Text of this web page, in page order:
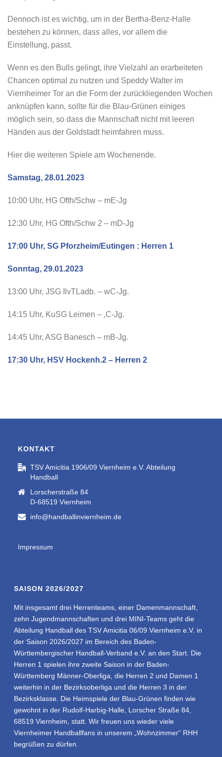
Dennoch ist es wichtig, um in der Bertha-Benz-Halle
bestehen zu können, dass alles, vor allem die
Einstellung, passt.
Wenn es den Bulls gelingt, ihre Vielzahl an erarbeiteten
Chancen optimal zu nutzen und Speddy Walter im
Viernheimer Tor an die Form der zurückliegenden Wochen
anknüpfen kann, sollte für die Blau-Grünen einiges
möglich sein, so dass die Mannschaft nicht mit leeren
Händen aus der Goldstadt heimfahren muss.
Hier die weiteren Spiele am Wochenende.
Samstag, 28.01.2023
10:00 Uhr, HG Ofth/Schw – mE-Jg
12:30 Uhr, HG Ofth/Schw 2 – mD-Jg
17:00 Uhr, SG Pforzheim/Eutingen : Herren 1
Sonntag, 29.01.2023
13:00 Uhr, JSG IlvTLadb. – wC-Jg.
14:15 Uhr, KuSG Leimen – ,C-Jg.
14:45 Uhr, ASG Banesch – mB-Jg.
17:30 Uhr, HSV Hockenh.2 – Herren 2
KONTAKT
TSV Amicitia 1906/09 Viernheim e.V. Abteilung
Handball
Lorscherstraße 84
D-68519 Viernheim
info@handballinviernheim.de
Impressum
SAISON 2026/2027
Mit insgesamt drei Herrenteams, einer Damenmannschaft,
zehn Jugendmannschaften und drei MINI-Teams geht die
Abteilung Handball des TSV Amicitia 06/09 Viernheim e.V. in
der Saison 2026/2027 im Bereich des Baden-
Württembergischer Handball-Verband e.V. an den Start. Die
Herren 1 spielen ihre zweite Saison in der Baden-
Württemberg Männer-Oberliga, die Herren 2 und Damen 1
weiterhin in der Bezirksoberliga und die Herren 3 in der
Bezirksklasse. Die Heimspiele der Blau-Grünen finden wie
gewohnt in der Rudolf-Harbig-Halle, Lorscher Straße 84,
68519 Viernheim, statt. Wir freuen uns wieder viele
Viernheimer Handballfans in unserem „Wohnzimmer“ RHH
begrüßen zu dürfen.